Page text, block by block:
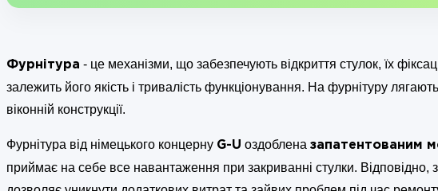
Фурнітура - це механізми, що забезпечують відкриття стулок, їх
залежить його якість і тривалість функціонування. На фурнітуру
віконній конструкції.
Фурнітура від німецького концерну G-U оздоблена запатентованим
приймає на себе все навантаження при закриванні стулки. Відповідно,